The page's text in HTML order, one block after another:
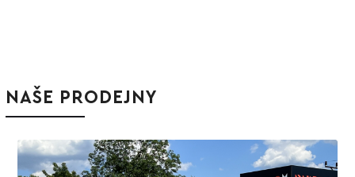
NAŠE PRODEJNY